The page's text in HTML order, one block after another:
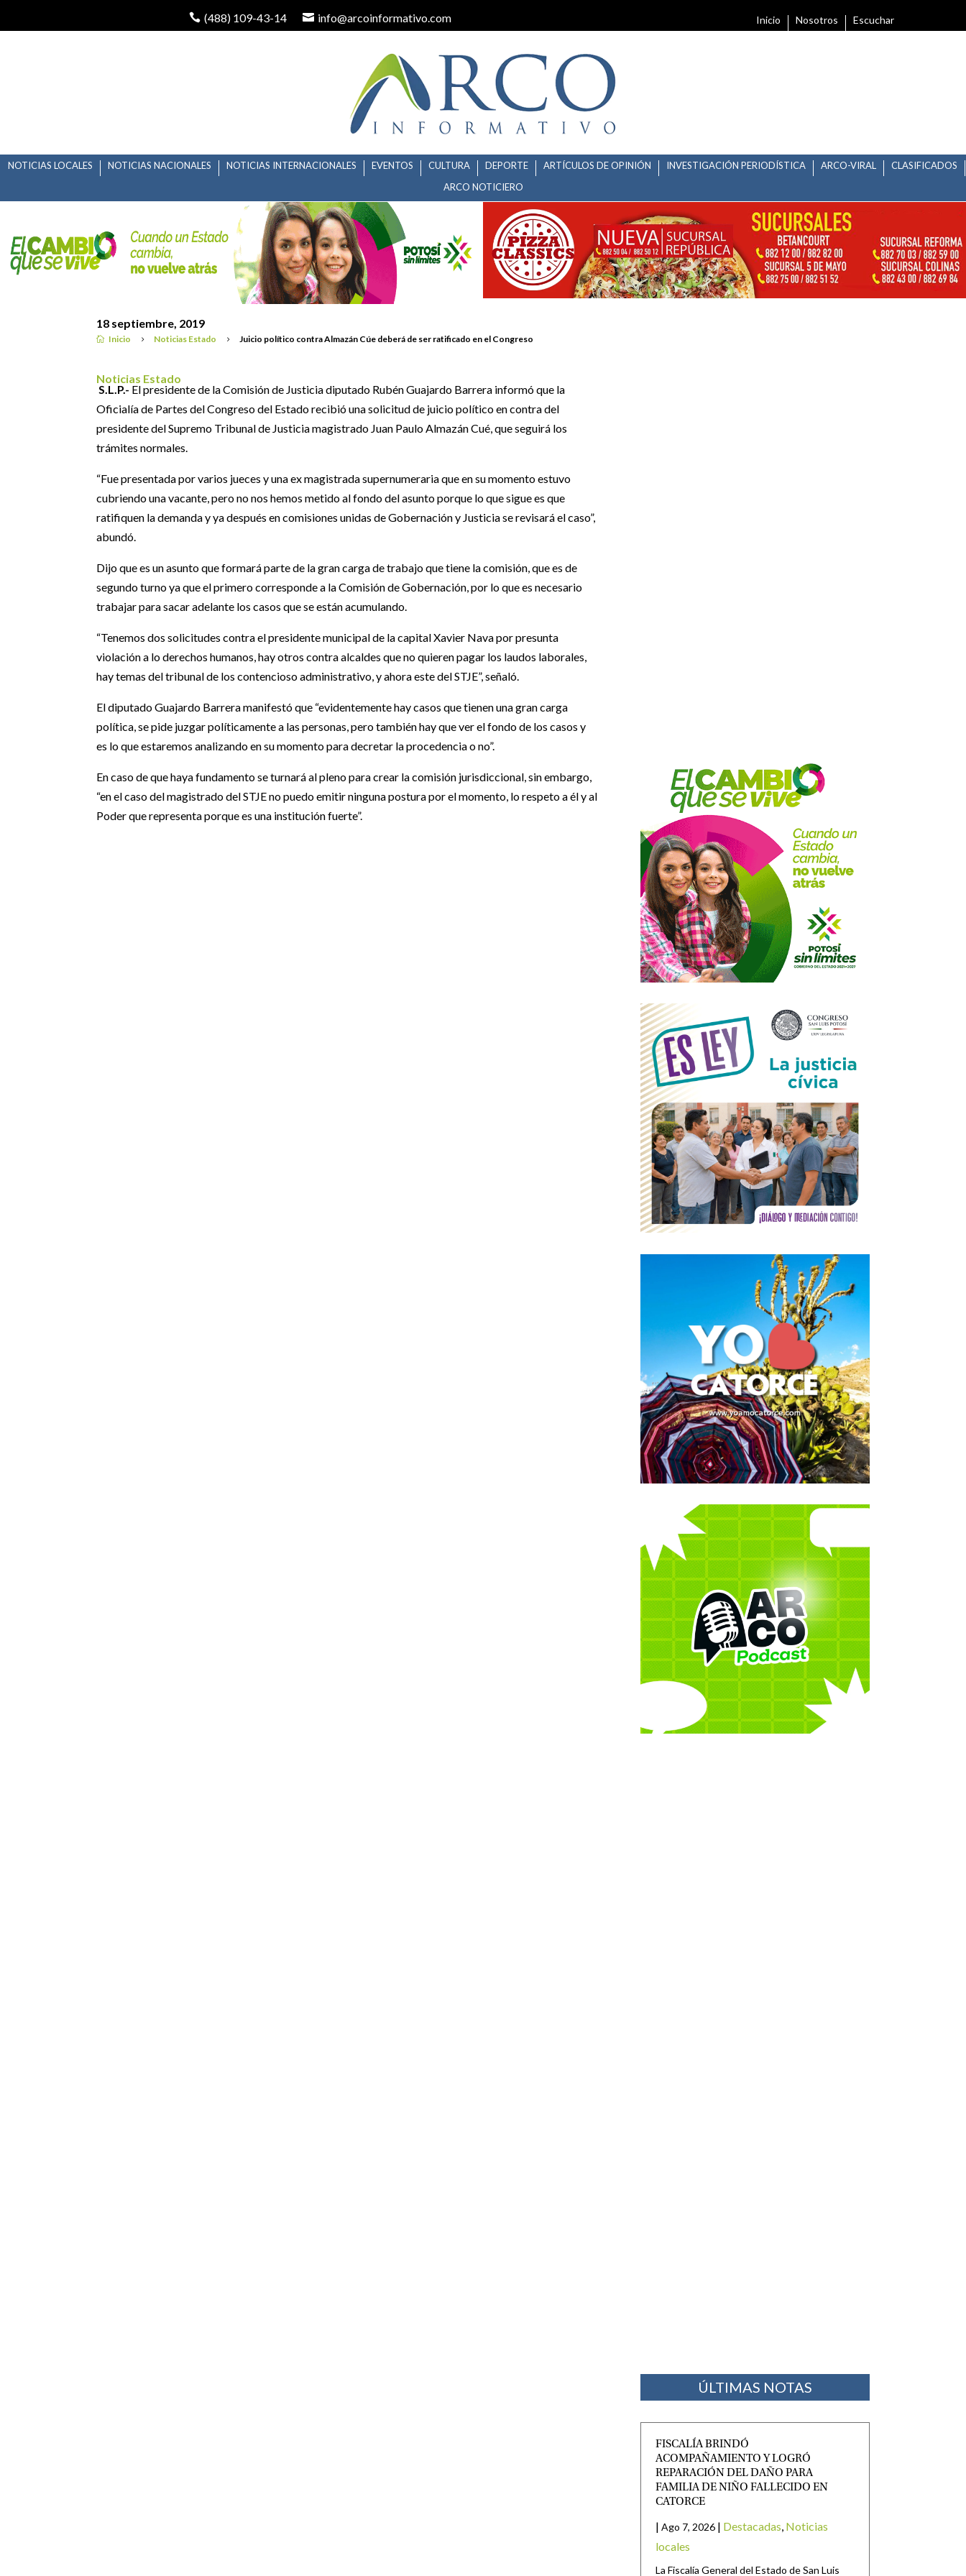
(488) 109-43-14 info@arcoinformativo.com Inicio Nosotros Escuchar
NOTICIAS LOCALES NOTICIAS NACIONALES NOTICIAS INTERNACIONALES EVENTOS CULTURA DEPORTE ARTÍCULOS DE OPINIÓN INVESTIGACIÓN PERIODÍSTICA ARCO-VIRAL
CLASIFICADOS
ARCO NOTICIERO
 Inicio 5 Noticias Estado 5 Juicio político contra Almazán Cúe deberá de ser ratificado en el Congreso
JUICIO POLÍTICO CONTRA ALMAZÁN CÚE DEBERÁ DE SER RATIFICADO EN
EL CONGRESO
Noticias Estado
18 septiembre, 2019
S.L.P.- El presidente de la Comisión de Justicia diputado Rubén Guajardo Barrera informó que la
Oficialía de Partes del Congreso del Estado recibió una solicitud de juicio político en contra del
presidente del Supremo Tribunal de Justicia magistrado Juan Paulo Almazán Cué, que seguirá los
trámites normales.
“Fue presentada por varios jueces y una ex magistrada supernumeraria que en su momento estuvo
cubriendo una vacante, pero no nos hemos metido al fondo del asunto porque lo que sigue es que
ratifiquen la demanda y ya después en comisiones unidas de Gobernación y Justicia se revisará el caso”,
abundó.
Dijo que es un asunto que formará parte de la gran carga de trabajo que tiene la comisión, que es de
segundo turno ya que el primero corresponde a la Comisión de Gobernación, por lo que es necesario
trabajar para sacar adelante los casos que se están acumulando.
“Tenemos dos solicitudes contra el presidente municipal de la capital Xavier Nava por presunta
violación a lo derechos humanos, hay otros contra alcaldes que no quieren pagar los laudos laborales,
hay temas del tribunal de los contencioso administrativo, y ahora este del STJE”, señaló.
El diputado Guajardo Barrera manifestó que “evidentemente hay casos que tienen una gran carga
política, se pide juzgar políticamente a las personas, pero también hay que ver el fondo de los casos y
es lo que estaremos analizando en su momento para decretar la procedencia o no”.
En caso de que haya fundamento se turnará al pleno para crear la comisión jurisdiccional, sin embargo,
“en el caso del magistrado del STJE no puedo emitir ninguna postura por el momento, lo respeto a él y al
Poder que representa porque es una institución fuerte”.
ÚLTIMAS NOTAS
FISCALÍA BRINDÓ
ACOMPAÑAMIENTO Y LOGRÓ
REPARACIÓN DEL DAÑO PARA
FAMILIA DE NIÑO FALLECIDO EN
CATORCE
| Ago 7, 2026 | Destacadas, Noticias
locales
La Fiscalía General del Estado de San Luis